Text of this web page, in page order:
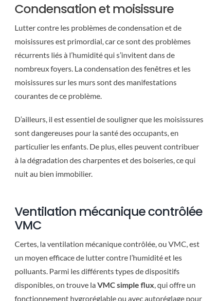
Condensation et moisissure
Lutter contre les problèmes de condensation et de
moisissures est primordial, car ce sont des problèmes
récurrents liés à l’humidité qui s’invitent dans de
nombreux foyers. La condensation des fenêtres et les
moisissures sur les murs sont des manifestations
courantes de ce problème.
D’ailleurs, il est essentiel de souligner que les moisissures
sont dangereuses pour la santé des occupants, en
particulier les enfants. De plus, elles peuvent contribuer
à la dégradation des charpentes et des boiseries, ce qui
nuit au bien immobilier.
Ventilation mécanique contrôlée
VMC
Certes, la ventilation mécanique contrôlée, ou VMC, est
un moyen efficace de lutter contre l’humidité et les
polluants. Parmi les différents types de dispositifs
disponibles, on trouve laVMC simple flux, qui offre un
fonctionnement hygroréglable ou avec autoréglage pour